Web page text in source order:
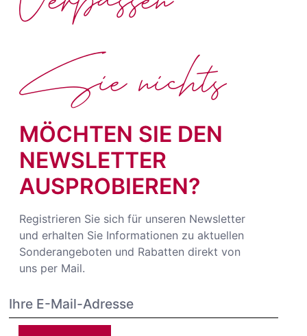
MÖCHTEN SIE DEN
NEWSLETTER
AUSPROBIEREN?
Registrieren Sie sich für unseren Newsletter
und erhalten Sie Informationen zu aktuellen
Sonderangeboten und Rabatten direkt von
uns per Mail.
Sie nichts